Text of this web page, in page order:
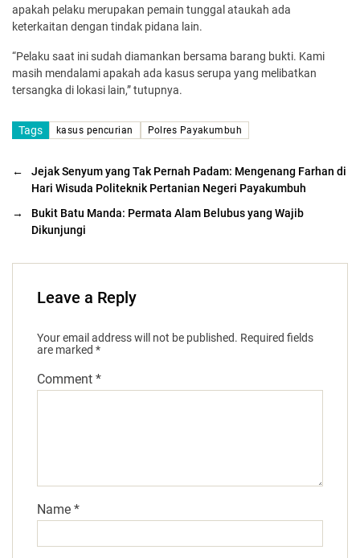
apakah pelaku merupakan pemain tunggal ataukah ada
keterkaitan dengan tindak pidana lain.
“Pelaku saat ini sudah diamankan bersama barang bukti. Kami
masih mendalami apakah ada kasus serupa yang melibatkan
tersangka di lokasi lain,” tutupnya.
Tags kasus pencurian Polres Payakumbuh
←
Jejak Senyum yang Tak Pernah Padam: Mengenang Farhan di
Hari Wisuda Politeknik Pertanian Negeri Payakumbuh
→
Bukit Batu Manda: Permata Alam Belubus yang Wajib
Dikunjungi
Leave a Reply
Your email address will not be published. Required fields
are marked *
Comment *
Name *